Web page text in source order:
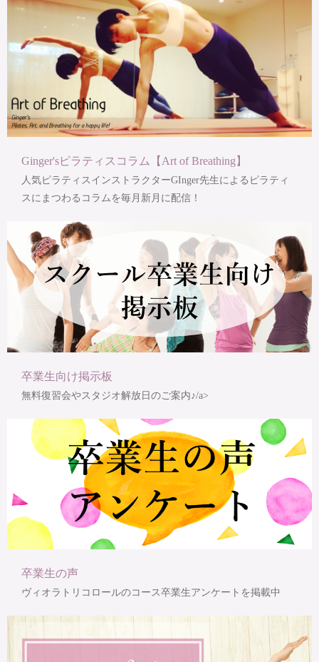
Ginger'sピラティスコラム【Art of Breathing】
人気ピラティスインストラクターGInger先生によるピラティ
スにまつわるコラムを毎月新月に配信！
卒業生向け掲示板
無料復習会やスタジオ解放日のご案内♪/a>
卒業生の声
ヴィオラトリコロールのコース卒業生アンケートを掲載中